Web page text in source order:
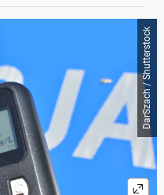
DarSzach / Shutterstock